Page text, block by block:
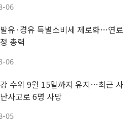
06
유·경유 특별소비세 제로화…연료
총력
06
수위 9월 15일까지 유지…최근 사
사고로 6명 사망
05